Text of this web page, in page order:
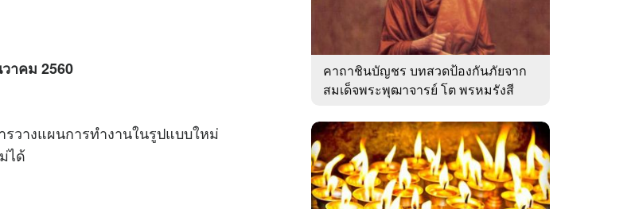
าคม 2560
วางแผนการทำงานในรูปแบบใหม่
ได้
คาถาชินบัญชร บทสวดป้องกันภัยจาก
สมเด็จพระพุฒาจารย์ โต พรหมรังสี